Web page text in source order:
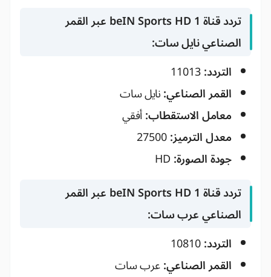
تردد قناة beIN Sports HD 1 عبر القمر
الصناعي نايل سات:
التردد:
القمر الصناعي:نايل سات
معامل الاستقطاب:أفقي
معدل الترميز:
جودة الصورة:
تردد قناة beIN Sports HD 1 عبر القمر
الصناعي عرب سات:
التردد:
القمر الصناعي:عرب سات